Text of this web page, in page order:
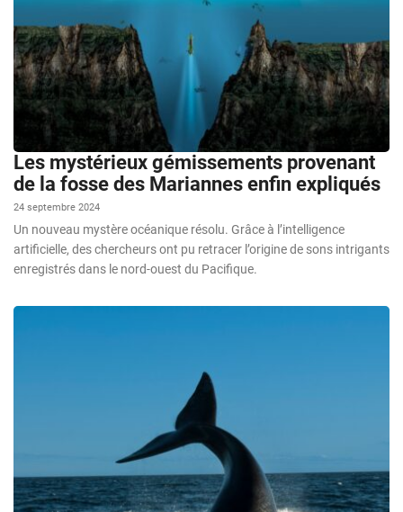
Les mystérieux gémissements provenant
de la fosse des Mariannes enfin expliqués
24 septembre 2024
Un nouveau mystère océanique résolu. Grâce à l’intelligence
artificielle, des chercheurs ont pu retracer l’origine de sons intrigants
enregistrés dans le nord-ouest du Pacifique.